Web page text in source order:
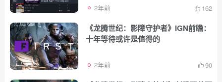
2年前 162
《龙腾世纪：影障守护者》IGN前瞻：
十年等待或许是值得的
2年前 90